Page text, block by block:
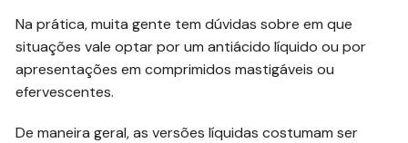
Na prática, muita gente tem dúvidas sobre em que
situações vale optar por um antiácido líquido ou por
apresentações em comprimidos mastigáveis ou
efervescentes.
De maneira geral, as versões líquidas costumam ser